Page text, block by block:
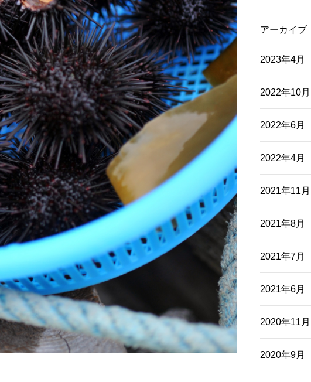
アーカイブ
2023年4月
2022年10月
2022年6月
2022年4月
2021年11月
2021年8月
2021年7月
2021年6月
2020年11月
2020年9月